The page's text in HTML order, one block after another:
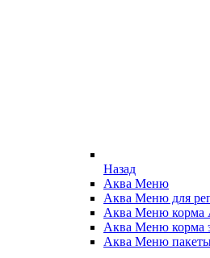
Назад
Аква Меню
Аква Меню для
Аква Меню корма
Аква Меню корма
Аква Меню